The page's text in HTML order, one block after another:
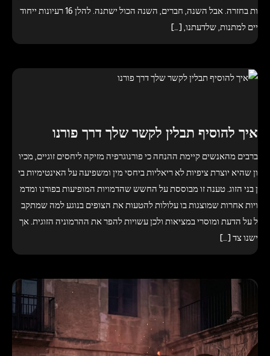
ות בחזרה. אבל השנה, חברים, השנה הכול ישתנה. להלן 16 רעיונות ייחוד
יים למתנות, שלדעתנו, […]
איך להוסיף תבלין לקשר שלך דרך פורנו
ברבים מהאנשים קיימת ההנחה כי פורנוגרפיה מזיקה ליחסים זוגיים, מכיו
ון שהיא יוצרת ציפיות לא ריאליות ביחסי מין ומשפיעה על האינטימיות בי
ן בני הזוג. טענה זו מבוססת על החשש שהדמויות המופיעות בפורנו ומדמ
ויות אחרות שמוצגות בו עלולות להטעות את הצופים בנוגע למה שמתקב
ל על הדעת ומוסרי במציאות ולכן עשויות להפר את ההרמוניה הזוגית. אך
ישנו צד […]